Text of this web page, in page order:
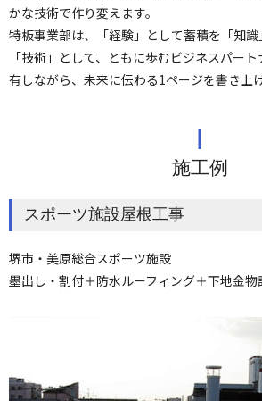
かな技術で作り変えます。
特板事業部は、「経験」として蓄積を「知
「技術」として、ともに歩むビジネスパー
有しながら、未来に伝わる1ページを書き上げ
施工例
スポーツ施設屋根工事
堺市・美原総合スポーツ施設
墨出し・割付＋防水ルーフィング＋下地金物